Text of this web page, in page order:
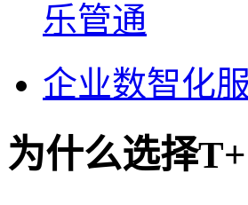
乐管通
企业数智化
为什么选择T+